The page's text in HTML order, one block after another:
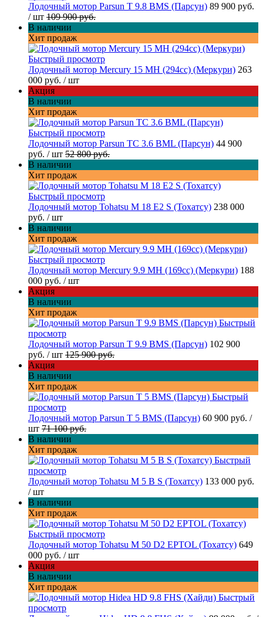
Лодочный мотор Parsun T 9.8 BMS (Парсун) 89 900 руб.
/ шт 109 900 руб.
В наличии
Хит продаж
Быстрый просмотр
Лодочный мотор Mercury 15 MH (294cc) (Меркури) 263
000 руб. / шт
Акция
В наличии
Хит продаж
Быстрый просмотр
Лодочный мотор Parsun TC 3.6 BML (Парсун) 44 900
руб. / шт 52 800 руб.
В наличии
Хит продаж
Быстрый просмотр
Лодочный мотор Tohatsu M 18 E2 S (Тохатсу) 238 000
руб. / шт
В наличии
Хит продаж
Быстрый просмотр
Лодочный мотор Mercury 9.9 MH (169cc) (Меркури) 188
000 руб. / шт
Акция
В наличии
Хит продаж
Быстрый
просмотр
Лодочный мотор Parsun T 9.9 BMS (Парсун) 102 900
руб. / шт 125 900 руб.
Акция
В наличии
Хит продаж
Быстрый
просмотр
Лодочный мотор Parsun T 5 BMS (Парсун) 60 900 руб. /
шт 71 100 руб.
В наличии
Хит продаж
Быстрый
просмотр
Лодочный мотор Tohatsu M 5 B S (Тохатсу) 133 000 руб.
/ шт
В наличии
Хит продаж
Быстрый просмотр
Лодочный мотор Tohatsu M 50 D2 EPTOL (Тохатсу) 649
000 руб. / шт
Акция
В наличии
Хит продаж
Быстрый
просмотр